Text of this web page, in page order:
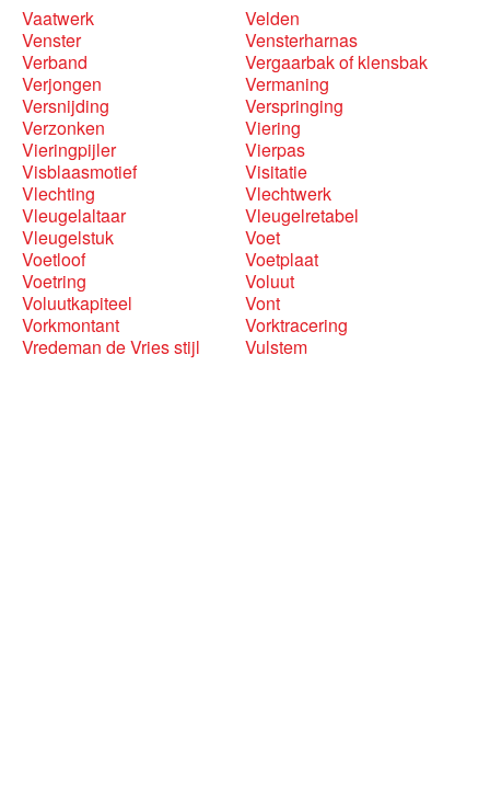
Vaatwerk
Velden
Venster
Vensterharnas
Verband
Vergaarbak of klensbak
Verjongen
Vermaning
Versnijding
Verspringing
Verzonken
Viering
Vieringpijler
Vierpas
Visblaasmotief
Visitatie
Vlechting
Vlechtwerk
Vleugelaltaar
Vleugelretabel
Vleugelstuk
Voet
Voetloof
Voetplaat
Voetring
Voluut
Voluutkapiteel
Vont
Vorkmontant
Vorktracering
Vredeman de Vries stijl
Vulstem